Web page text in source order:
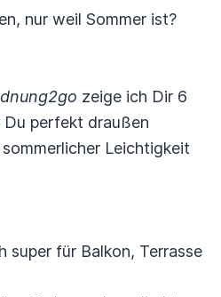
nur weil Sommer ist?
zeige ich Dir 6
perfekt draußen
Leichtigkeit
super für Balkon, Terrasse